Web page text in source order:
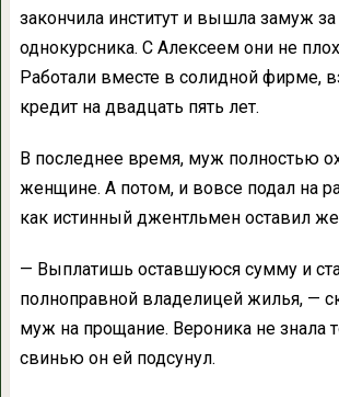
закончила институт и вышла замуж за
однокурсника. С Алексеем они не
Работали вместе в солидной фирме,
кредит на двадцать пять лет.
В последнее время, муж полностью
женщине. А потом, и вовсе подал на
как истинный джентльмен оставил
— Выплатишь оставшуюся сумму и
полноправной владелицей жилья, —
муж на прощание. Вероника не знала
свинью он ей подсунул.